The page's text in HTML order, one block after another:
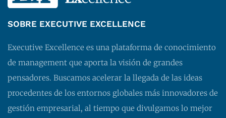
SOBRE EXECUTIVE EXCELLENCE
Executive Excellence es una plataforma de conocimiento
de management que aporta la visión de grandes
pensadores. Buscamos acelerar la llegada de las ideas
procedentes de los entornos globales más innovadores de
gestión empresarial, al tiempo que divulgamos lo mejor